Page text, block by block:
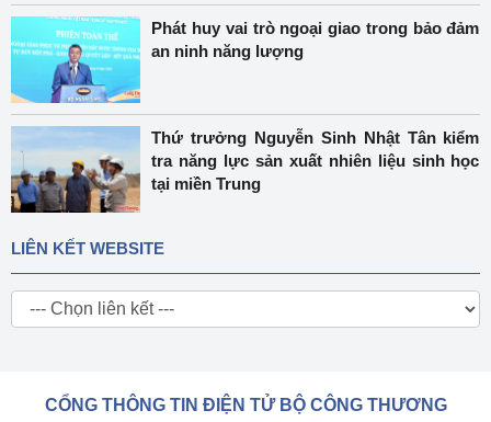
Phát huy vai trò ngoại giao trong bảo đảm
an ninh năng lượng
Thứ trưởng Nguyễn Sinh Nhật Tân kiểm
tra năng lực sản xuất nhiên liệu sinh học
tại miền Trung
LIÊN KẾT WEBSITE
CỔNG THÔNG TIN ĐIỆN TỬ BỘ CÔNG THƯƠNG